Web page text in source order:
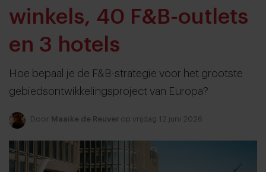
winkels, 40 F&B-outlets
en 3 hotels
Hoe bepaal je de F&B-strategie voor het grootste
gebiedsontwikkelingsproject van Europa?
Door Maaike de Reuver op vrijdag 12 juni 2026